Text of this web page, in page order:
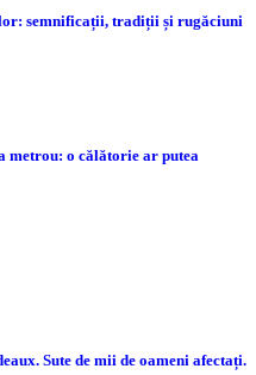
semnificații, tradiții și rugăciuni
o călătorie ar putea
Sute de mii de oameni afectați.